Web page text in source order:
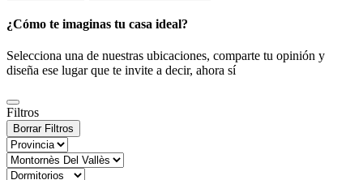
¿Cómo te imaginas tu casa ideal?
Selecciona una de nuestras ubicaciones, comparte tu opinión y
diseña ese lugar que te invite a decir, ahora sí
Filtros
Borrar Filtros